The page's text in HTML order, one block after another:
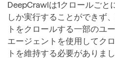
DeepCrawlは1クロールごと
しか実行することができず
トをクロールする一部のユ
エージェントを使用してク
トを維持する必要がありまし